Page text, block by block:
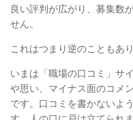
良い評判が広がり、募集数
せん。
これはつまり逆のこともあり
いまは「職場の口コミ」サ
や思い、マイナス面のコメ
です。口コミを書かないよ